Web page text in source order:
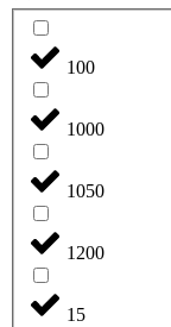
100
1000
1050
1200
15